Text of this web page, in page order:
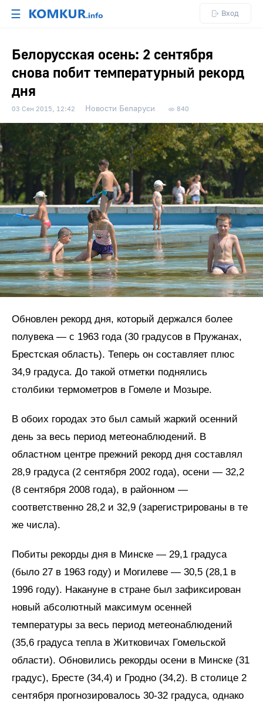
☰ Вход
Белорусская осень: 2 сентября
снова побит температурный рекорд
дня
03 Сен 2015, 12:42 Новости Беларуси 840
Обновлен рекорд дня, который держался более
полувека — с 1963 года (30 градусов в Пружанах,
Брестская область). Теперь он составляет плюс
34,9 градуса. До такой отметки поднялись
столбики термометров в Гомеле и Мозыре.
В обоих городах это был самый жаркий осенний
день за весь период метеонаблюдений. В
областном центре прежний рекорд дня составлял
28,9 градуса (2 сентября 2002 года), осени — 32,2
(8 сентября 2008 года), в районном —
соответственно 28,2 и 32,9 (зарегистрированы в те
же числа).
Побиты рекорды дня в Минске — 29,1 градуса
(было 27 в 1963 году) и Могилеве — 30,5 (28,1 в
1996 году). Накануне в стране был зафиксирован
новый абсолютный максимум осенней
температуры за весь период метеонаблюдений
(35,6 градуса тепла в Житковичах Гомельской
области). Обновились рекорды осени в Минске (31
градус), Бресте (34,4) и Гродно (34,2). В столице 2
сентября прогнозировалось 30-32 градуса, однако